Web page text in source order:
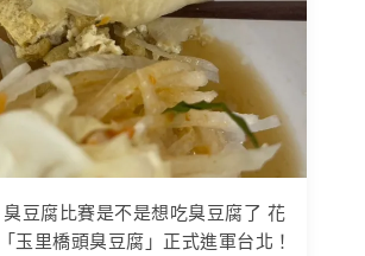
臭豆腐比賽是不是想吃臭豆腐了 花
玉里橋頭臭豆腐」正式進軍台北！